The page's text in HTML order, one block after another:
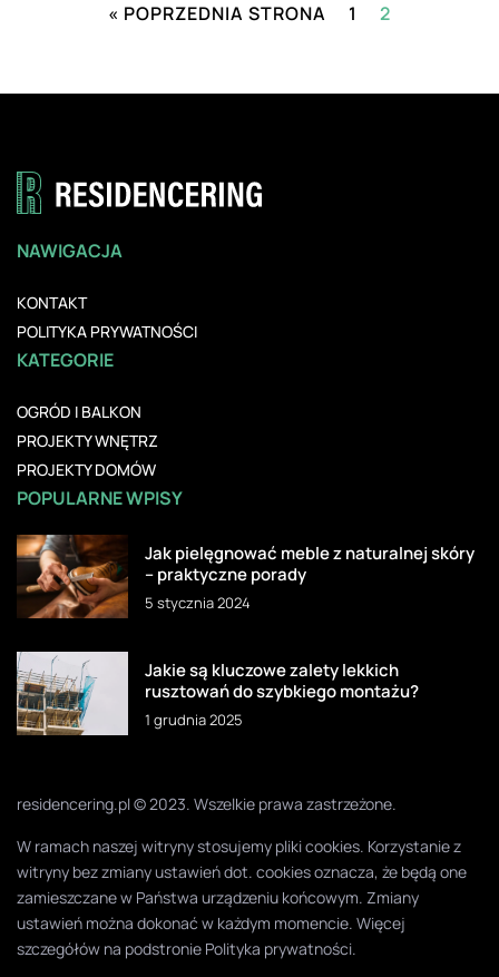
« POPRZEDNIA STRONA 1 2
NAWIGACJA
KONTAKT
POLITYKA PRYWATNOŚCI
KATEGORIE
OGRÓD I BALKON
PROJEKTY WNĘTRZ
PROJEKTY DOMÓW
POPULARNE WPISY
Jak pielęgnować meble z naturalnej skóry
– praktyczne porady
5 stycznia 2024
Jakie są kluczowe zalety lekkich
rusztowań do szybkiego montażu?
1 grudnia 2025
residencering.pl © 2023. Wszelkie prawa zastrzeżone.
W ramach naszej witryny stosujemy pliki cookies. Korzystanie z
witryny bez zmiany ustawień dot. cookies oznacza, że będą one
zamieszczane w Państwa urządzeniu końcowym. Zmiany
ustawień można dokonać w każdym momencie. Więcej
szczegółów na podstronie Polityka prywatności.